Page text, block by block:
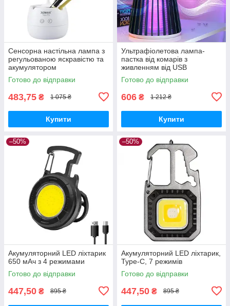
Сенсорна настільна лампа з
регульованою яскравістю та
акумулятором
Готово до відправки
483,75 ₴ 1 075 ₴
Купити
Ультрафіолетова лампа-
пастка від комарів з
живленням від USB
Готово до відправки
606 ₴ 1 212 ₴
Купити
–50%
Акумуляторний LED ліхтарик
650 мАч з 4 режимами
Готово до відправки
447,50 ₴ 895 ₴
–50%
Акумуляторний LED ліхтарик,
Type-C, 7 режимів
Готово до відправки
447,50 ₴ 895 ₴